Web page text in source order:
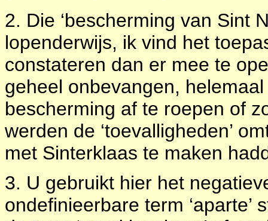
2. Die ‘bescherming van Sint
lopenderwijs, ik vind het
constateren dan er mee te
geheel onbevangen,
bescherming af te roepen of
werden de ‘toevalligheden’
met Sinterklaas te maken
3. U gebruikt hier het
ondefinieerbare term ‘aparte’